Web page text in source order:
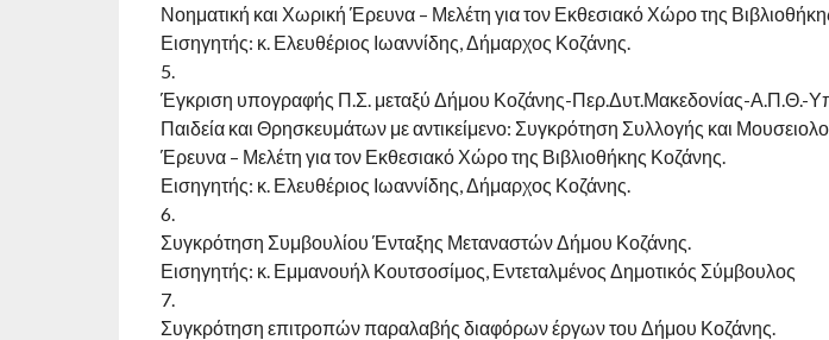
Νοηματική και Χωρική Έρευνα – Μελέτη για τον Εκθεσιακό Χώρο της
Εισηγητής: κ. Ελευθέριος Ιωαννίδης, Δήμαρχος Κοζάνης.
5.
Έγκριση υπογραφής Π.Σ. μεταξύ Δήμου Κοζάνης-Περ.Δυτ.Μακεδονίας-Α.Π.Θ.-
Παιδεία και Θρησκευμάτων με αντικείμενο: Συγκρότηση Συλλογής και
Έρευνα – Μελέτη για τον Εκθεσιακό Χώρο της Βιβλιοθήκης Κοζάνης.
Εισηγητής: κ. Ελευθέριος Ιωαννίδης, Δήμαρχος Κοζάνης.
6.
Συγκρότηση Συμβουλίου Ένταξης Μεταναστών Δήμου Κοζάνης.
Εισηγητής: κ. Εμμανουήλ Κουτσοσίμος, Εντεταλμένος Δημοτικός Σύμβουλος
7.
Συγκρότηση επιτροπών παραλαβής διαφόρων έργων του Δήμου Κοζάνης.